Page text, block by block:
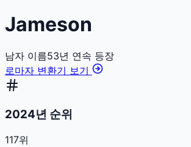
Jameson
남자 이름53년 연속 등장
로마자 변환기 보기
2024년 순위
117위